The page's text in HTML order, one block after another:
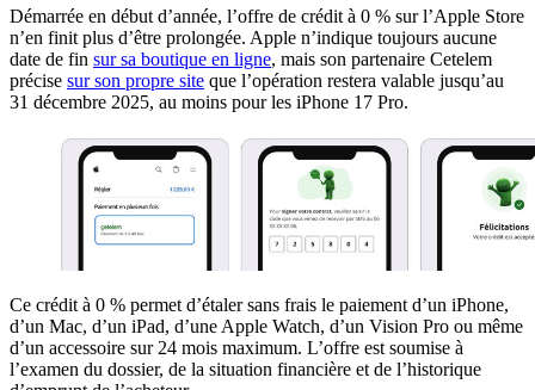
Démarrée en début d’année, l’offre de crédit à 0 % sur l’Apple Store
n’en finit plus d’être prolongée. Apple n’indique toujours aucune
date de fin sur sa boutique en ligne, mais son partenaire Cetelem
précise sur son propre site que l’opération restera valable jusqu’au
31 décembre 2025, au moins pour les iPhone 17 Pro.
Ce crédit à 0 % permet d’étaler sans frais le paiement d’un iPhone,
d’un Mac, d’un iPad, d’une Apple Watch, d’un Vision Pro ou même
d’un accessoire sur 24 mois maximum. L’offre est soumise à
l’examen du dossier, de la situation financière et de l’historique